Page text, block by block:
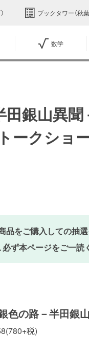
ブックタワー（秋葉
数学
田銀山異
ークショ
品をご購入しての抽選
ず本ページをご一読
銀色の路－半田銀
税)